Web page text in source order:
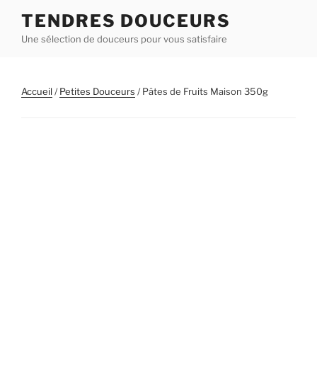
contenu
TENDRES DOUCEURS
Une sélection de douceurs pour vous satisfaire
Accueil/Petites Douceurs / Pâtes de Fruits Maison 350g